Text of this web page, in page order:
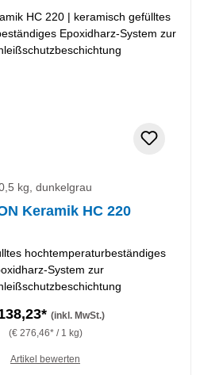
kg, dunkelgrau
Keramik HC 220
hochtemperaturbeständiges
System zur
(inkl. MwSt.)
(€ 276,46* / 1 kg)
Artikel bewerten